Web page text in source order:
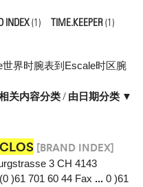
INDEX(1) TIME.KEEPER(1)
世界时腕表到Escale时区腕
关内容分类/ 由日期分类 ▼
[BRAND INDEX]
3 CH 4143
)61 701 60 44 Fax ... 0 )61